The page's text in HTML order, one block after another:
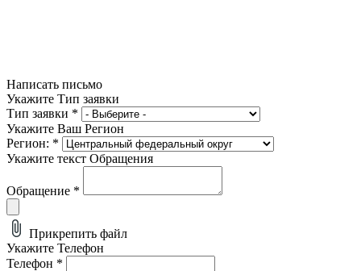
Написать письмо
Укажите Тип заявки
Тип заявки *
Укажите Ваш Регион
Регион: *
Укажите текст Обращения
Обращение *
Прикрепить файл
Укажите Телефон
Телефон *